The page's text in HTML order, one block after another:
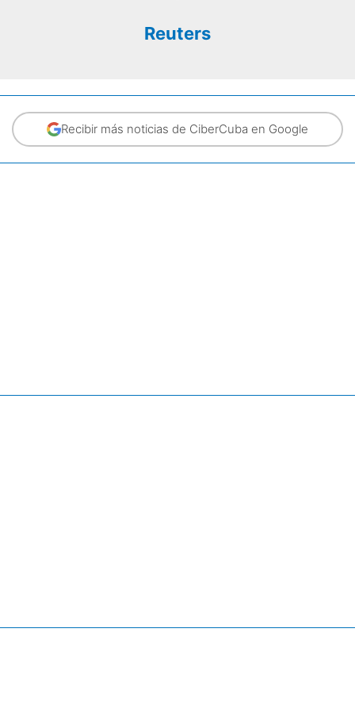
Reuters
Recibir más noticias de CiberCuba en Google